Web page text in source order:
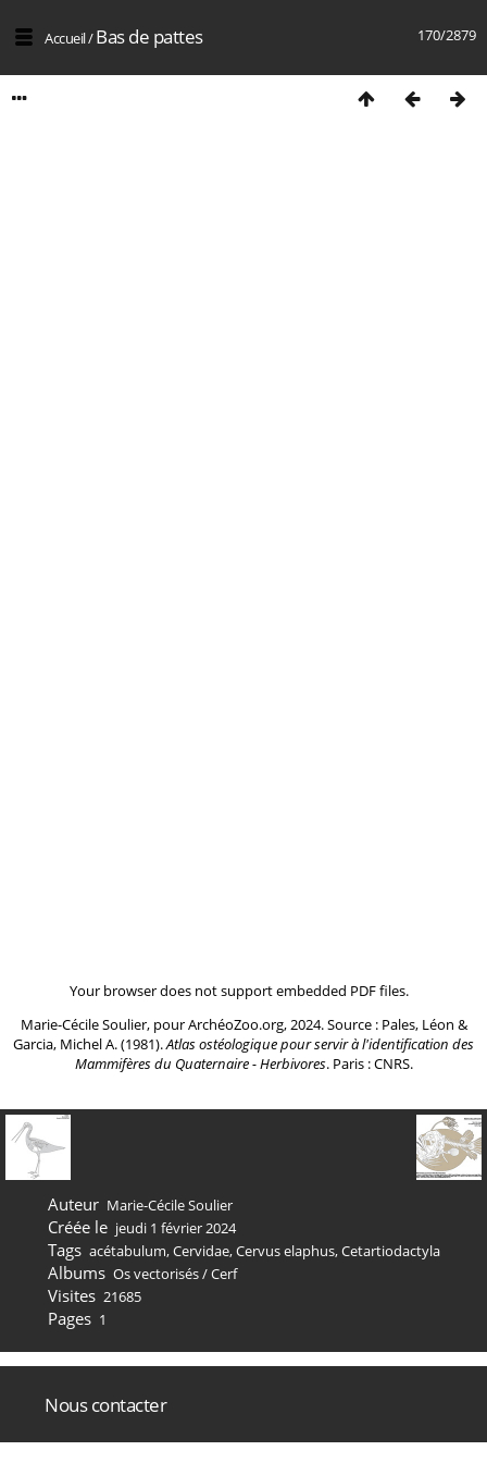
170/2879
Accueil/Bas de pattes
Your browser does not support embedded PDF files.
Marie-Cécile Soulier, pour ArchéoZoo.org, 2024. Source : Pales, Léon &
Garcia, Michel A. (1981).Atlas ostéologique pour servir à l'identification des
Mammifères du Quaternaire - Herbivores. Paris : CNRS.
Auteur Marie-Cécile Soulier
Créée le jeudi 1 février 2024
Tags acétabulum,Cervidae,Cervus elaphus,Cetartiodactyla
Albums Os vectorisés/Cerf
Visites 21685
Pages 1
Nous contacter